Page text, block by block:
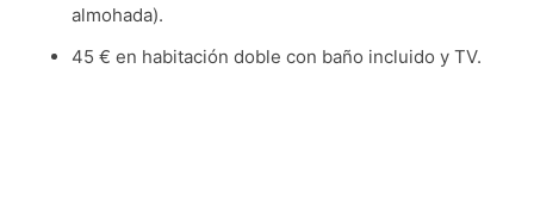
almohada).
45 € en habitación doble con baño incluido y TV.